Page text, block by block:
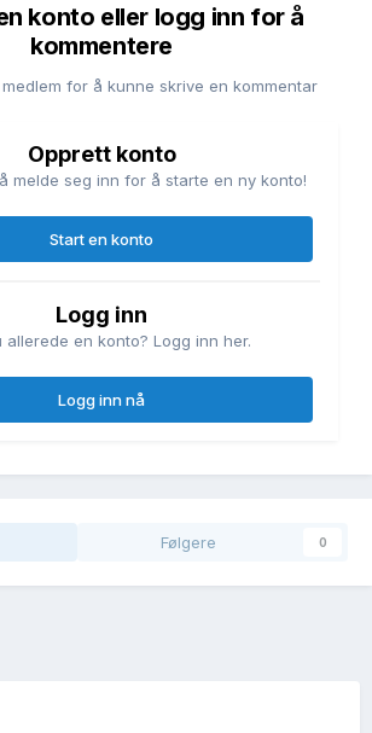
konto eller logg inn for å
kommentere
for å kunne skrive en kommentar
Opprett konto
melde seg inn for å starte en ny konto!
Start en konto
Logg inn
allerede en konto? Logg inn her.
Logg inn nå
Følgere 0